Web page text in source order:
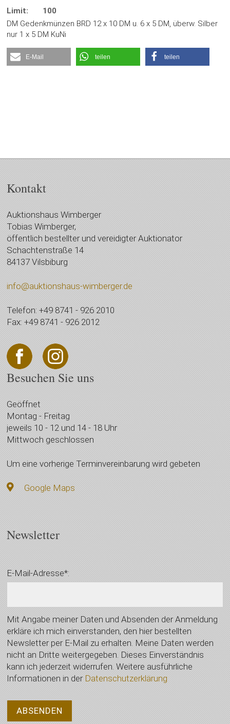
Limit:
100
DM Gedenkmünzen BRD 12 x 10 DM u. 6 x 5 DM, überw. Silber
nur 1 x 5 DM KuNi
E-Mail teilen teilen
Kontakt
Auktionshaus Wimberger
Tobias Wimberger,
öffentlich bestellter und vereidigter Auktionator
Schachtenstraße 14
84137 Vilsbiburg
info@auktionshaus-wimberger.de
Telefon: +49 8741 - 926 2010
Fax: +49 8741 - 926 2012
Besuchen Sie uns
Geöffnet
Montag - Freitag
jeweils 10 - 12 und 14 - 18 Uhr
Mittwoch geschlossen
Um eine vorherige Terminvereinbarung wird gebeten
Google Maps
Newsletter
E-Mail-Adresse*:
Mit Angabe meiner Daten und Absenden der Anmeldung
erkläre ich mich einverstanden, den hier bestellten
Newsletter per E-Mail zu erhalten. Meine Daten werden
nicht an Dritte weitergegeben. Dieses Einverständnis
kann ich jederzeit widerrufen. Weitere ausführliche
Informationen in der Datenschutzerklärung